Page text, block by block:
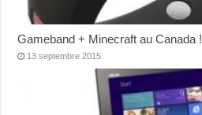
Gameband + Minecraft au Canada !
13 septembre 2015